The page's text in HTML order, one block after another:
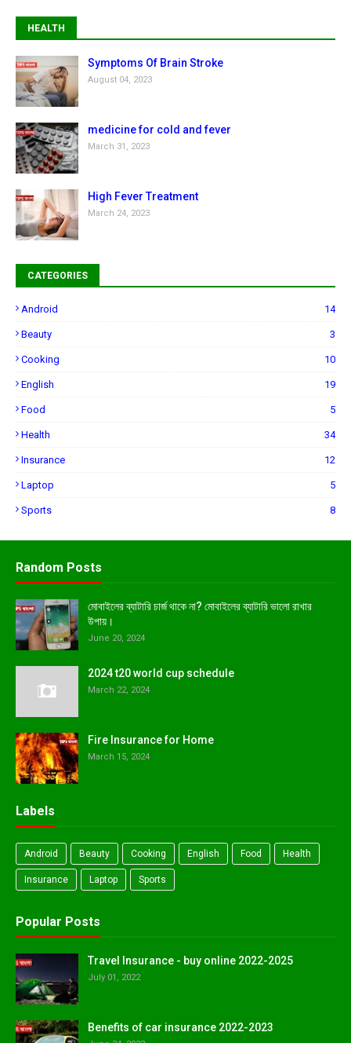
HEALTH
Symptoms Of Brain Stroke
August 04, 2023
medicine for cold and fever
March 31, 2023
High Fever Treatment
March 24, 2023
CATEGORIES
Android 14
Beauty 3
Cooking 10
English 19
Food 5
Health 34
Insurance 12
Laptop 5
Sports 8
Random Posts
মোবাইলের ব্যাটারি চার্জ থাকে না? মোবাইলের ব্যাটারি ভালো রাখার
উপায়।
June 20, 2024
2024 t20 world cup schedule
March 22, 2024
Fire Insurance for Home
March 15, 2024
Labels
Android Beauty Cooking English Food Health
Insurance Laptop Sports
Popular Posts
Travel Insurance - buy online 2022-2025
July 01, 2022
Benefits of car insurance 2022-2023